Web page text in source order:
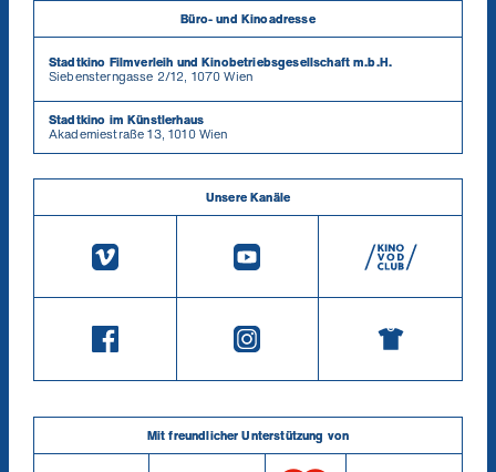
Büro- und Kinoadresse
Stadtkino Filmverleih und Kinobetriebsgesellschaft m.b.H.
Siebensterngasse 2/12, 1070 Wien
Stadtkino im Künstlerhaus
Akademiestraße 13, 1010 Wien
Unsere Kanäle
Mit freundlicher Unterstützung von